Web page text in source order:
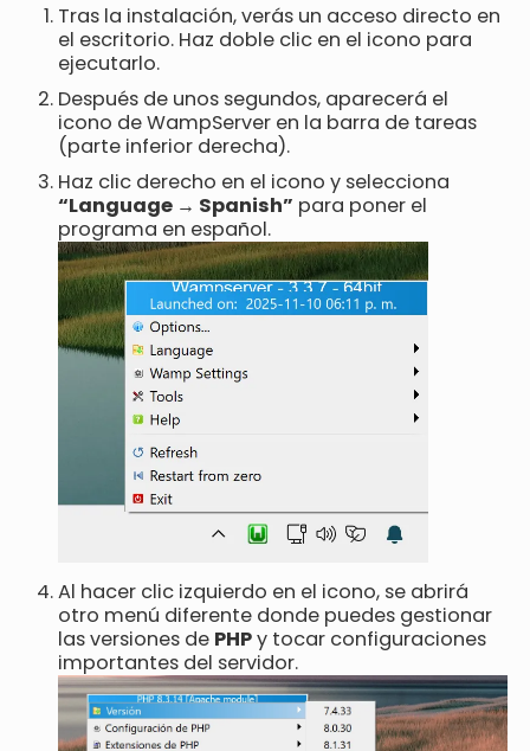
Tras la instalación, verás un acceso directo en
el escritorio. Haz doble clic en el icono para
ejecutarlo.
Después de unos segundos, aparecerá el
icono de WampServer en la barra de tareas
(parte inferior derecha).
Haz clic derecho en el icono y selecciona
“Language → Spanish” para poner el
programa en español.
Al hacer clic izquierdo en el icono, se abrirá
otro menú diferente donde puedes gestionar
las versiones de PHPy tocar configuraciones
importantes del servidor.